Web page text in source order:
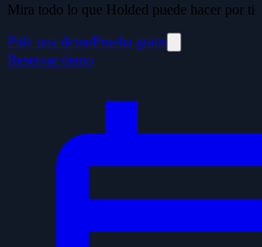
Mira todo lo que Holded puede hacer por ti
Pide una demoPrueba gratis
Reservar demo